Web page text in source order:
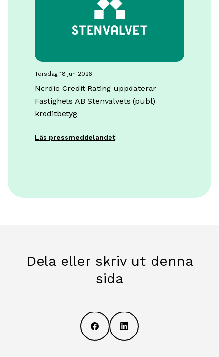
torsdag 18 jun 2026
Nordic Credit Rating uppdaterar
Fastighets AB Stenvalvets (publ)
kreditbetyg
Läs pressmeddelandet
Dela eller skriv ut denna
sida